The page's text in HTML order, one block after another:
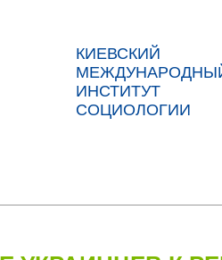
КИЕВСКИЙ
ИНСТИТУТ
СОЦИОЛОГИИ